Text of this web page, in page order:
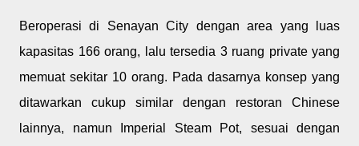
Beroperasi di Senayan City dengan area yang luas
kapasitas 166 orang, lalu tersedia 3 ruang private yang
memuat sekitar 10 orang. Pada dasarnya konsep yang
ditawarkan cukup similar dengan restoran Chinese
lainnya, namun Imperial Steam Pot, sesuai dengan